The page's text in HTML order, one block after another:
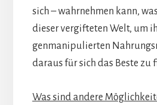
sich – wahrnehmen kann,
dieser vergifteten Welt, um
genmanipulierten
daraus für sich das Beste zu
Was sind andere